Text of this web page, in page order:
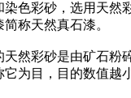
染色彩砂，选用天然
称天然真石漆。
然彩砂是由矿石粉
它为目，目的数值越